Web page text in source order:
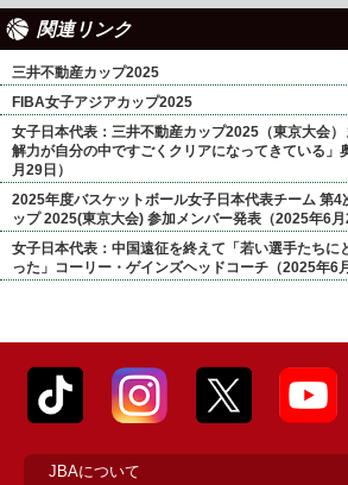
関連リンク
三井不動産カップ2025
FIBA女子アジアカップ2025
女子日本代表：三井不動産カップ2025（東京大会
解力が自分の中ですごくクリアになってきている」
月29日）
2025年度バスケットボール女子日本代表チーム 第4
ップ 2025(東京大会) 参加メンバー発表（2025年6月
女子日本代表：中国遠征を終えて「若い選手たちに
った」コーリー・ゲインズヘッドコーチ（2025年6
JBAについて